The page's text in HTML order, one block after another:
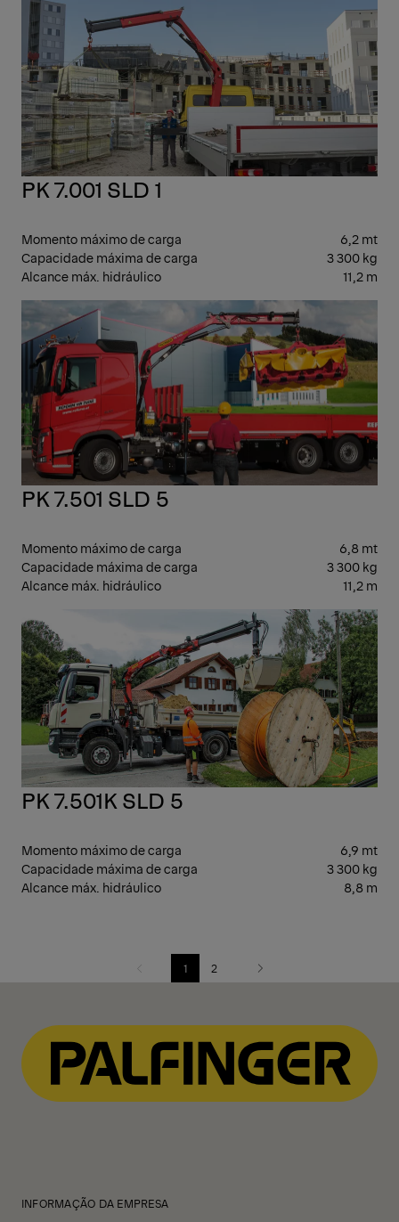
PK 7.001 SLD 1
Momento máximo de carga
6,2 mt
Capacidade máxima de carga
3 300 kg
Alcance máx. hidráulico
11,2 m
PK 7.501 SLD 5
Momento máximo de carga
6,8 mt
Capacidade máxima de carga
3 300 kg
Alcance máx. hidráulico
11,2 m
PK 7.501K SLD 5
Momento máximo de carga
6,9 mt
Capacidade máxima de carga
3 300 kg
Alcance máx. hidráulico
8,8 m
Previous 1 2 Next
INFORMAÇÃO DA EMPRESA